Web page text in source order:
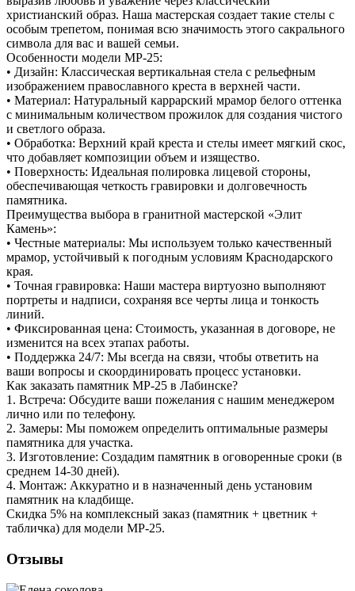
христианский образ. Наша мастерская создает такие стелы с
особым трепетом, понимая всю значимость этого сакрального
символа для вас и вашей семьи.
Особенности модели МР-25:
• Дизайн: Классическая вертикальная стела с рельефным
изображением православного креста в верхней части.
• Материал: Натуральный каррарский мрамор белого оттенка
с минимальным количеством прожилок для создания чистого
и светлого образа.
• Обработка: Верхний край креста и стелы имеет мягкий скос,
что добавляет композиции объем и изящество.
• Поверхность: Идеальная полировка лицевой стороны,
обеспечивающая четкость гравировки и долговечность
памятника.
Преимущества выбора в гранитной мастерской «Элит
Камень»:
• Честные материалы: Мы используем только качественный
мрамор, устойчивый к погодным условиям Краснодарского
края.
• Точная гравировка: Наши мастера виртуозно выполняют
портреты и надписи, сохраняя все черты лица и тонкость
линий.
• Фиксированная цена: Стоимость, указанная в договоре, не
изменится на всех этапах работы.
• Поддержка 24/7: Мы всегда на связи, чтобы ответить на
ваши вопросы и скоординировать процесс установки.
Как заказать памятник МР-25 в Лабинске?
1. Встреча: Обсудите ваши пожелания с нашим менеджером
лично или по телефону.
2. Замеры: Мы поможем определить оптимальные размеры
памятника для участка.
3. Изготовление: Создадим памятник в оговоренные сроки (в
среднем 14-30 дней).
4. Монтаж: Аккуратно и в назначенный день установим
памятник на кладбище.
Скидка 5% на комплексный заказ (памятник + цветник +
табличка) для модели МР-25.
Отзывы